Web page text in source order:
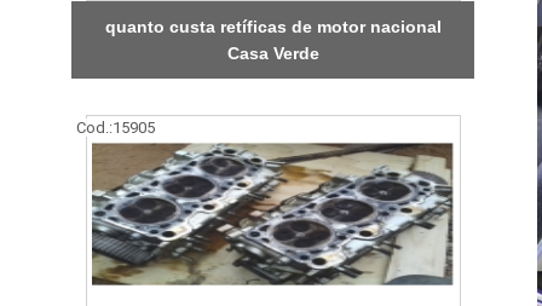
quanto custa retíficas de motor nacional
Casa Verde
Cod.:15905